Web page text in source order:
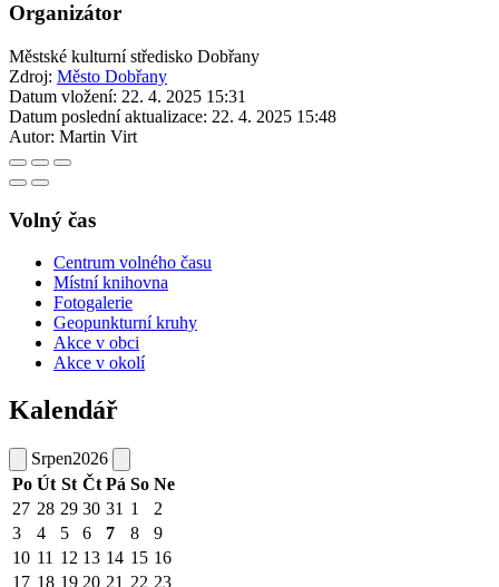
Organizátor
Městské kulturní středisko Dobřany
Zdroj: Město Dobřany
Datum vložení: 22. 4. 2025 15:31
Datum poslední aktualizace: 22. 4. 2025 15:48
Autor: Martin Virt
Volný čas
Centrum volného času
Místní knihovna
Fotogalerie
Geopunkturní kruhy
Akce v obci
Akce v okolí
Kalendář
Srpen2026
Po Út St Čt Pá So Ne
27 28 29 30 31 1
2
3
4 5 6 7 8
9
10 11 12 13 14 15 16
17 18 19 20 21 22 23